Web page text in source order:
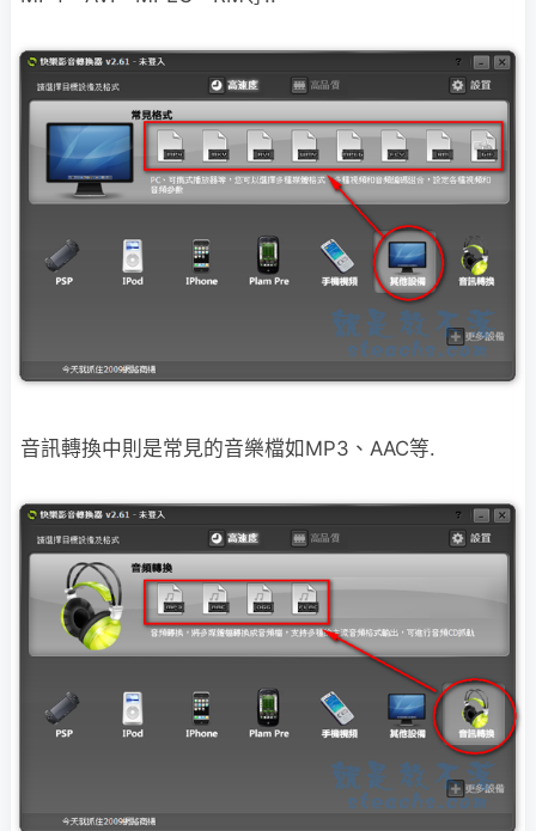
音訊轉換中則是常見的音樂檔如MP3、AAC等.